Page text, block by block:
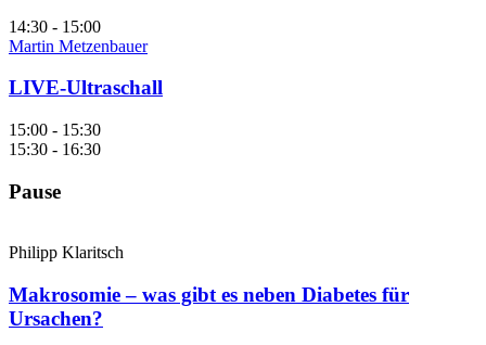
14:30 - 15:00
Martin Metzenbauer
LIVE-Ultraschall
15:00 - 15:30
15:30 - 16:30
Pause
Philipp Klaritsch
Makrosomie – was gibt es neben Diabetes für
Ursachen?